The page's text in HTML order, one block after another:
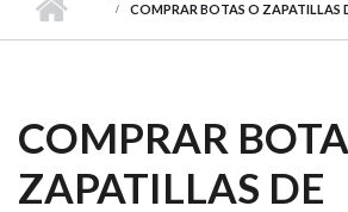
COMPRAR BOTAS O ZAPATILLAS
COMPRAR
ZAPATILLAS DE